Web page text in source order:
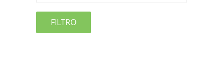
FILTRO